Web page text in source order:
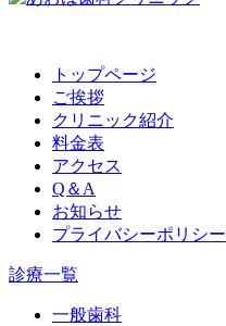
トップページ
ご挨拶
クリニック紹介
料金表
アクセス
Q＆A
お知らせ
プライバシーポリシー
診療一覧
一般歯科